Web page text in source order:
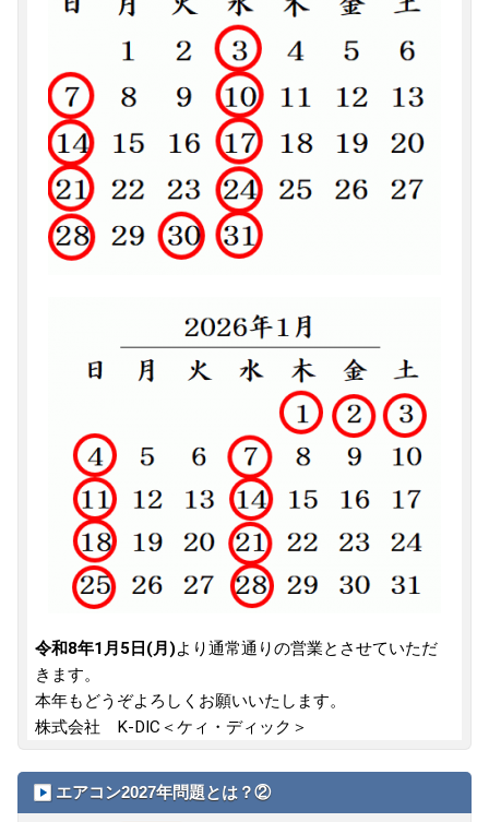
令和8年1月5日(月)より通常通りの営業とさせていただ
きます。
本年もどうぞよろしくお願いいたします。
株式会社 K-DIC＜ケィ・ディック＞
エアコン2027年問題とは？②